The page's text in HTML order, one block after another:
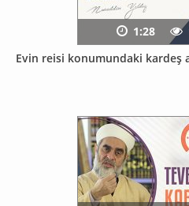
Evin reisi konumundaki kardeş
1:28